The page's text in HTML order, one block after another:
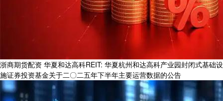
浙商期货配资 华夏和达高科REIT: 华夏杭州和达高科产业园封闭式基础设
施证券投资基金关于二〇二五年下半年主要运营数据的公告